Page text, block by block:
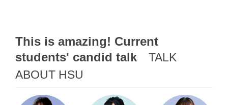
This is amazing! Current
students' candid talk
TALK
ABOUT HSU